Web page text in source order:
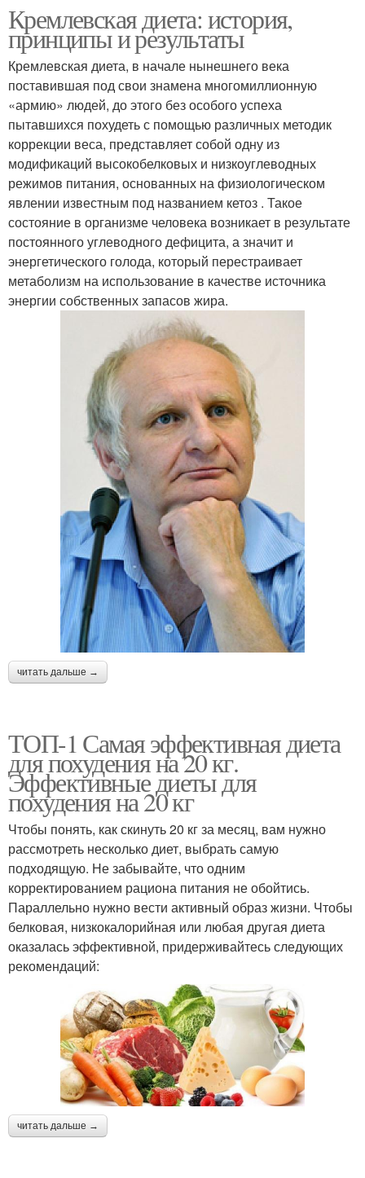
Кремлевская диета: история,
принципы и результаты
Кремлевская диета, в начале нынешнего века
поставившая под свои знамена многомиллионную
«армию» людей, до этого без особого успеха
пытавшихся похудеть с помощью различных методик
коррекции веса, представляет собой одну из
модификаций высокобелковых и низкоуглеводных
режимов питания, основанных на физиологическом
явлении известным под названием кетоз . Такое
состояние в организме человека возникает в результате
постоянного углеводного дефицита, а значит и
энергетического голода, который перестраивает
метаболизм на использование в качестве источника
энергии собственных запасов жира.
читать дальше →
ТОП-1 Самая эффективная диета
для похудения на 20 кг.
Эффективные диеты для
похудения на 20 кг
Чтобы понять, как скинуть 20 кг за месяц, вам нужно
рассмотреть несколько диет, выбрать самую
подходящую. Не забывайте, что одним
корректированием рациона питания не обойтись.
Параллельно нужно вести активный образ жизни. Чтобы
белковая, низкокалорийная или любая другая диета
оказалась эффективной, придерживайтесь следующих
рекомендаций:
читать дальше →